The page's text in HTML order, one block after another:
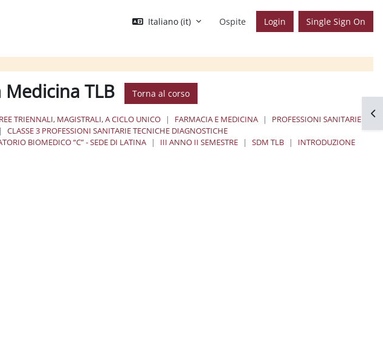
Italiano ‎(it)‎ Ospite Login Single Sign On
TLB Torna al corso
TRIENNALI, MAGISTRALI, A CICLO UNICO FARMACIA E MEDICINA
PROFESSIONI SANITARIE
CLASSE 3 PROFESSIONI SANITARIE TECNICHE DIAGNOSTICHE
BIOMEDICO “C” - SEDE DI LATINA
III ANNO II SEMESTRE SDM TLB INTRODUZIONE